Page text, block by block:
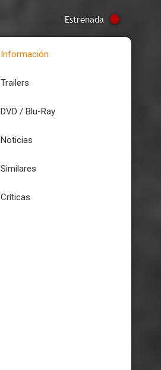
Estrenada
Información
Trailers
DVD / Blu-Ray
Noticias
Similares
Críticas